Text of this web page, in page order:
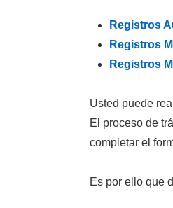
Registros
Registros
Registros
Usted puede
El proceso de
completar el
Es por ello que